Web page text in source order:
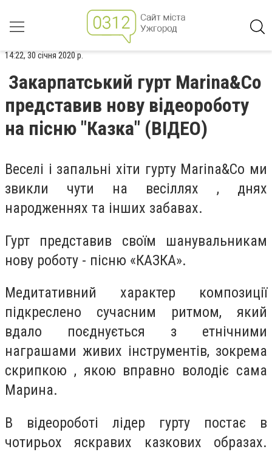
14:22, 30 січня 2020 р.
Закарпатський гурт Marina&Co
представив нову відеороботу
на пісню "Казка" (ВІДЕО)
Веселі і запальні хіти гурту Marina&Co ми
звикли чути на весіллях , днях
народженнях та інших забавах.
Гурт представив своїм шанувальникам
нову роботу - пісню «КАЗКА».
Медитативний характер композиції
підкреслено сучасним ритмом, який
вдало поєднується з етнічними
награшами живих інструментів, зокрема
скрипкою , якою вправно володіє сама
Марина.
В відеороботі лідер гурту постає в
чотирьох яскравих казкових образах.